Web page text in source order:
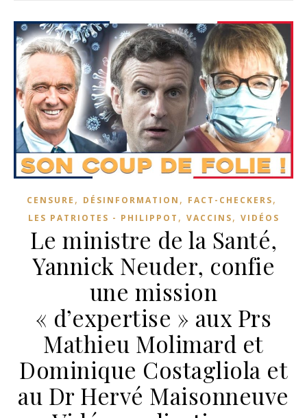
CENSURE , DÉSINFORMATION , FACT-CHECKERS,
LES PATRIOTES - PHILIPPOT , VACCINS, VIDÉOS
Le ministre de la Santé,
Yannick Neuder, confie
une mission
« d’expertise » aux Prs
Mathieu Molimard et
Dominique Costagliola et
au Dr Hervé Maisonneuve